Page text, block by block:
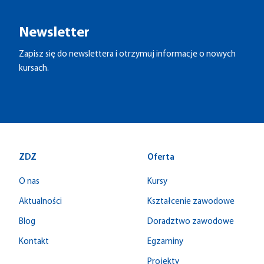
Newsletter
Zapisz się do newslettera i otrzymuj informacje o nowych
kursach.
ZDZ
O nas
Aktualności
Blog
Kontakt
Oferta
Kursy
Kształcenie zawodowe
Doradztwo zawodowe
Egzaminy
Projekty